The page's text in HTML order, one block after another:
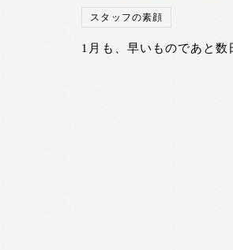
スタッフの素顔